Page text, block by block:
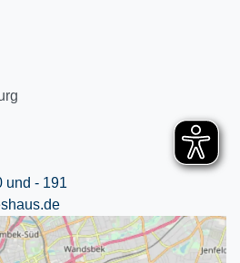
und - 191